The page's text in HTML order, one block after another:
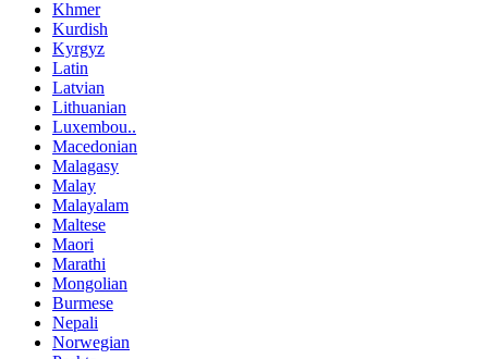
Khmer
Kurdish
Kyrgyz
Latin
Latvian
Lithuanian
Luxembou..
Macedonian
Malagasy
Malay
Malayalam
Maltese
Maori
Marathi
Mongolian
Burmese
Nepali
Norwegian